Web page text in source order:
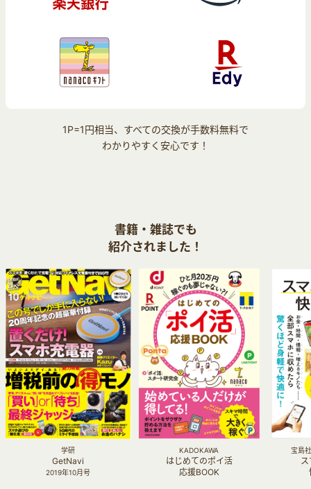
1P=1円相当、すべての交換が手数料無料で
わかりやすく安心です！
書籍・雑誌でも
紹介されました！
学研
GetNavi
2019年10月号
KADOKAWA
はじめてのポイ活
応援BOOK
宝島